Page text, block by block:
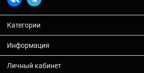
Категории
Информация
Личный кабинет